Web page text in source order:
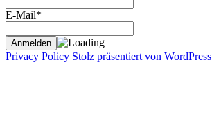
E-Mail*
Privacy Policy Stolz präsentiert von WordPress